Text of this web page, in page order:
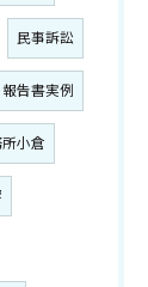
民事訴訟
報告書実例
小倉